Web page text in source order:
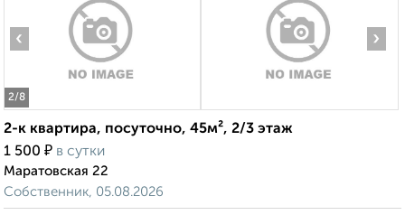
2/8
‹ ›
2-к квартира, посуточно, 45м², 2/3 этаж
1 500 ₽ в сутки
Маратовская 22
Собственник, 05.08.2026